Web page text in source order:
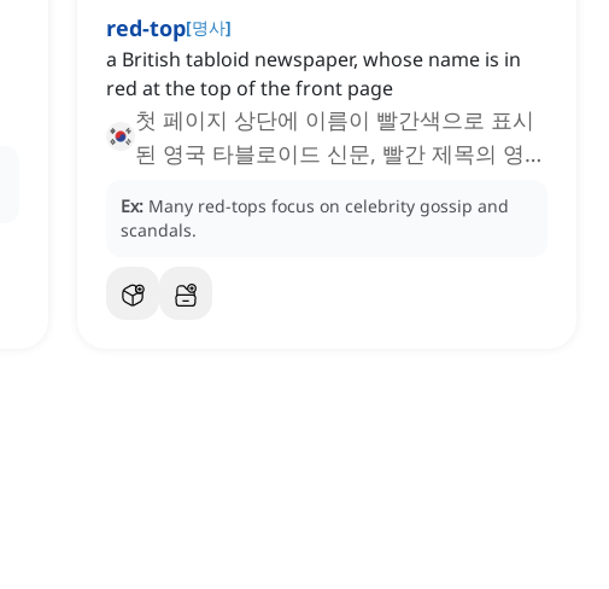
red-top[명사]
‌a British tabloid newspaper, whose name is in
red at the top of the front page
첫 페이지 상단에 이름이 빨간색으로 표시
된 영국 타블로이드 신문, 빨간 제목의 영국
Ex: Many red-tops focus on celebrity gossip and
scandals.